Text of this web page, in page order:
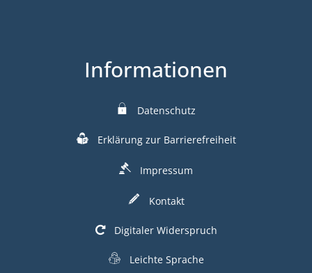
Informationen
Datenschutz
Erklärung zur Barrierefreiheit
Impressum
Kontakt
Digitaler Widerspruch
Leichte Sprache